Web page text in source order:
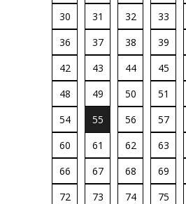
30
31 32 33
36
37 38 39
42
43 44 45
48
49 50 51
54
55 56 57
60
61 62 63
66
67 68 69
72
73 74 75